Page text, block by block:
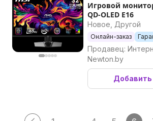
Игровой
QD-OLED E16
Новое, Другой
Онлайн-заказ
Продавец:
Newton.by
Добавить